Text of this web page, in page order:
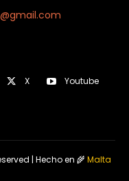
X Youtube
| Hecho en 🌾Malta